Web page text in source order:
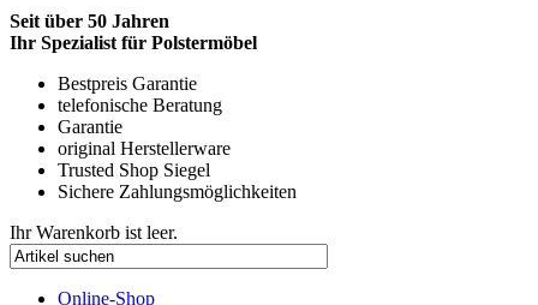
Seit über 50 Jahren
Ihr Spezialist für Polstermöbel
Bestpreis Garantie
telefonische Beratung
Garantie
original Herstellerware
Trusted Shop Siegel
Sichere Zahlungsmöglichkeiten
Ihr Warenkorb ist leer.
Online-Shop